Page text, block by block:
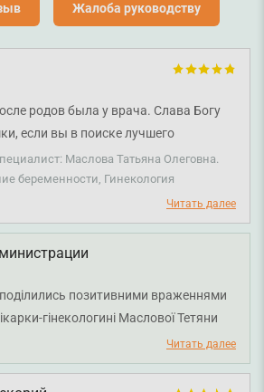
Жалоба руководству
родов была у врача. Слава Богу
если вы в поиске лучшего
точно в Смарт Медикал Центр к
Маслова Татьяна Олеговна.
беременности, Гинекология
Читать далее
позитивними враженнями
гінекологині Маслової Тетяни
Читать далее